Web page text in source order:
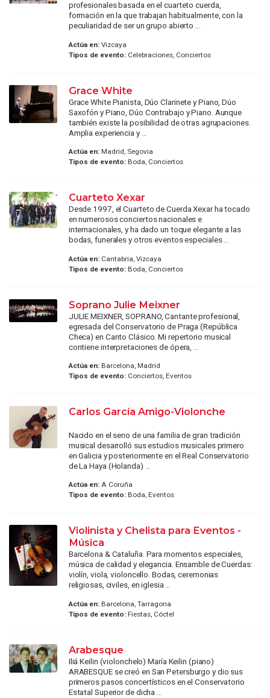
profesionales basada en el cuarteto cuerda,
formación en la que trabajan habitualmente, con la
peculiaridad de ser un grupo abierto ...
Actúa en:Vizcaya
Tipos de evento:Celebraciones, Conciertos
Grace White
Grace White Pianista, Dúo Clarinete y Piano, Dúo
Saxofón y Piano, Dúo Contrabajo y Piano. Aunque
también existe la posibilidad de otras agrupaciones.
Amplia experiencia y ...
Actúa en:Madrid, Segovia
Tipos de evento:Boda, Conciertos
Cuarteto Xexar
Desde 1997, el Cuarteto de Cuerda Xexar ha tocado
en numerosos conciertos nacionales e
internacionales, y ha dado un toque elegante a las
bodas, funerales y otros eventos especiales ...
Actúa en:Cantabria, Vizcaya
Tipos de evento:Boda, Conciertos
Soprano Julie Meixner
JULIE MEIXNER, SOPRANO, Cantante profesional,
egresada del Conservatorio de Praga (República
Checa) en Canto Clásico. Mi repertorio musical
contiene interpretaciones de ópera, ...
Actúa en:Barcelona, Madrid
Tipos de evento:Conciertos, Eventos
Carlos García Amigo-Violonche
Nacido en el seno de una familia de gran tradición
musical desarrolló sus estudios musicales primero
en Galicia y posteriormente en el Real Conservatorio
de La Haya (Holanda) ...
Actúa en:A Coruña
Tipos de evento:Boda, Eventos
Violinista y Chelista para Eventos -
Música
Barcelona & Cataluña. Para momentos especiales,
música de calidad y elegancia. Ensamble de Cuerdas:
violín, viola, violoncello. Bodas, ceremonias
religiosas, civiles, en iglesia ...
Actúa en:Barcelona, Tarragona
Tipos de evento:Fiestas, Cóctel
Arabesque
Iliá Keilin (violonchelo) María Keilin (piano)
ARABESQUE se creó en San Petersburgo y dio sus
primeros pasos concertísticos en el Conservatorio
Estatal Superior de dicha ...